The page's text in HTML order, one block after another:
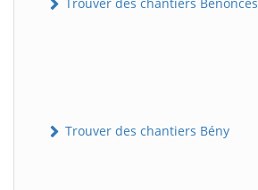
Trouver des chantiers Bény